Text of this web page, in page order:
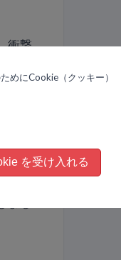
衝撃
カ
の変
し
めにCookie（クッキー）
を受け入れる